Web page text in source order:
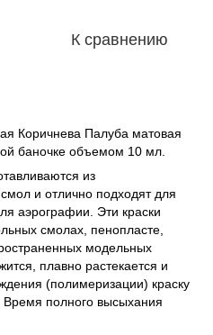
К сравнению
Коричнева Палуба матовая
баночке объемом 10 мл.
из
и отлично подходят для
аэрографии. Эти краски
смолах, пенопласте,
модельных
плавно растекается и
(полимеризации) краску
полного высыхания